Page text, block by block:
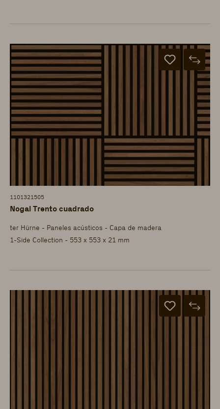
1101321505
Nogal Trento cuadrado
ter Hürne - Paneles acústicos - Capa de madera
1-Side Collection - 553 x 553 x 21 mm